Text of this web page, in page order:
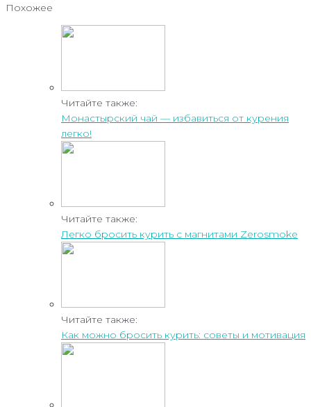
Похожее
Читайте также:
Монастырский чай — избавиться от курения
легко!
Читайте также:
Легко бросить курить с магнитами Zerosmoke
Читайте также:
Как можно бросить курить: советы и мотивация